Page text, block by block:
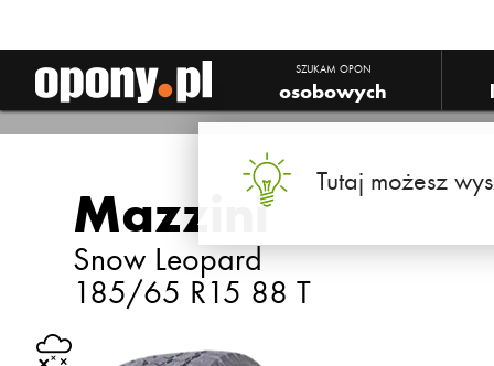
SZUKAM OPON
osobowych
Tutaj możesz
Mazzini
Snow Leopard
185/65 R15 88 T